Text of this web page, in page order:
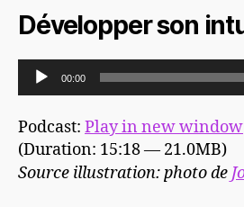
Développer son
e
c
t
e
00:00
Podcast: Play in new window
(Duration: 15:18 — 21.0MB)
Source illustration: photo de